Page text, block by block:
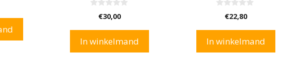
5
€30,00
In winkelmand
5
€22,80
In winkelmand